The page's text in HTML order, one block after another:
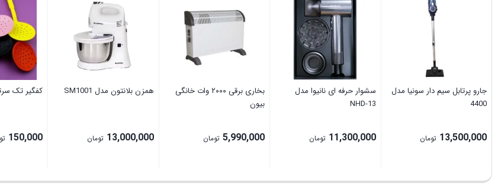
جارو پرتابل سیم دار سونیا مدل
4400
13,500,000 تومان
سشوار حرفه ای نانیوا مدل
NHD-13
11,300,000 تومان
بخاری برقی ۲۰۰۰ وات خانگی
بیون
5,990,000 تومان
ھمزن بلانتون مدل SM1001
13,000,000 تومان
کفگیر تک
150,000